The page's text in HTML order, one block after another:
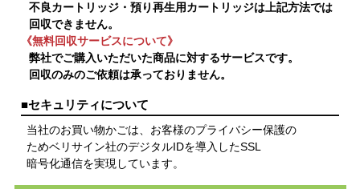
不良カートリッジ・預り再生用カートリッジは上記方法では
回収できません。
《無料回収サービスについて》
弊社でご購入いただいた商品に対するサービスです。
回収のみのご依頼は承っておりません。
■セキュリティについて
当社のお買い物かごは、お客様のプライバシー保護の
ためベリサイン社のデジタルIDを導入したSSL
暗号化通信を実現しています。